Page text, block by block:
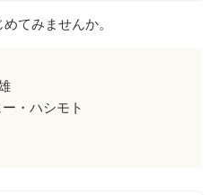
てみませんか。
・ハシモト